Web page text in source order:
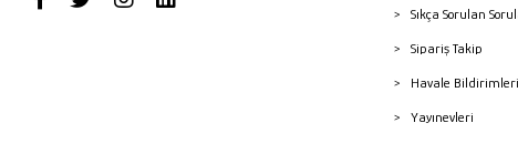
Sıkça Sorulan
Sipariş Takip
Havale Bildirimleri
Yayınevleri